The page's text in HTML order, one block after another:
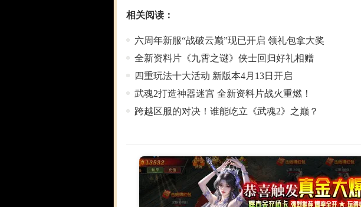
相关阅读：
六周年新服“战破云巅”现已开启 领礼包拿大奖
全新资料片《九霄之谜》侠士回归好礼相赠
四重玩法十大活动 新版本4月13日开启
武魂2打造神器迷宫 全新资料片战火重燃！
跨越区服的对决！谁能屹立《武魂2》之巅？